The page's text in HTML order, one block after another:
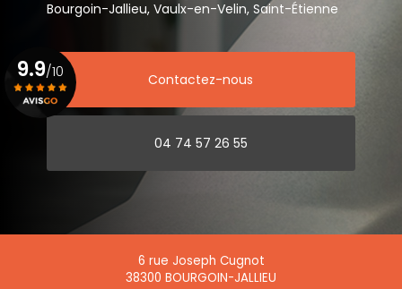
Bourgoin-Jallieu, Vaulx-en-Velin, Saint-Étienne
Contactez-nous
04 74 57 26 55
6 rue Joseph Cugnot
38300 BOURGOIN-JALLIEU
9.9/10